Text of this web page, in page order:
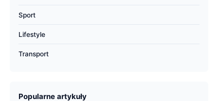
Sport
Lifestyle
Transport
Popularne artykuły